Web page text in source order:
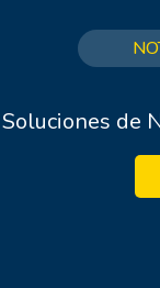
Soluciones de